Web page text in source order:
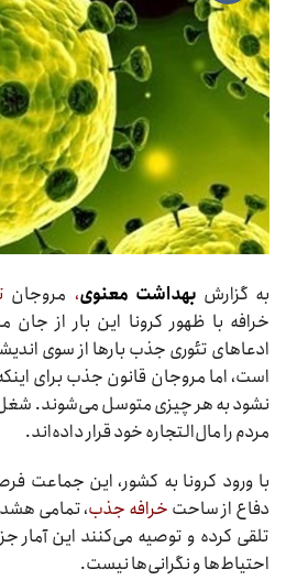
به گزارش بهداشت معنوی، مروجان
خرافه با ظهور کرونا این بار از جان
ادعاهای تئوری جذب بارها از سوی
است، اما مروجان قانون جذب برای
نشود به هر چیزی متوسل می‌شوند.
مردم را مال‌التجاره خود قرار داده‌اند.
با ورود کرونا به کشور، این جماعت
دفاع از ساحت خرافه جذب، تمامی
تلقی کرده و توصیه می‌کنند این آمار
احتیاط‌ها و نگرانی‌ها نیست.